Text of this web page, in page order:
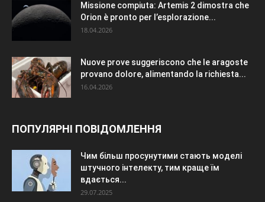
Missione compiuta: Artemis 2 dimostra che
Orion è pronto per l’esplorazione...
18.04.2026
Nuove prove suggeriscono che le aragoste
provano dolore, alimentando la richiesta...
16.04.2026
ПОПУЛЯРНІ ПОВІДОМЛЕННЯ
Чим більш просунутими стають моделі
штучного інтелекту, тим краще їм
вдається...
29.07.2025